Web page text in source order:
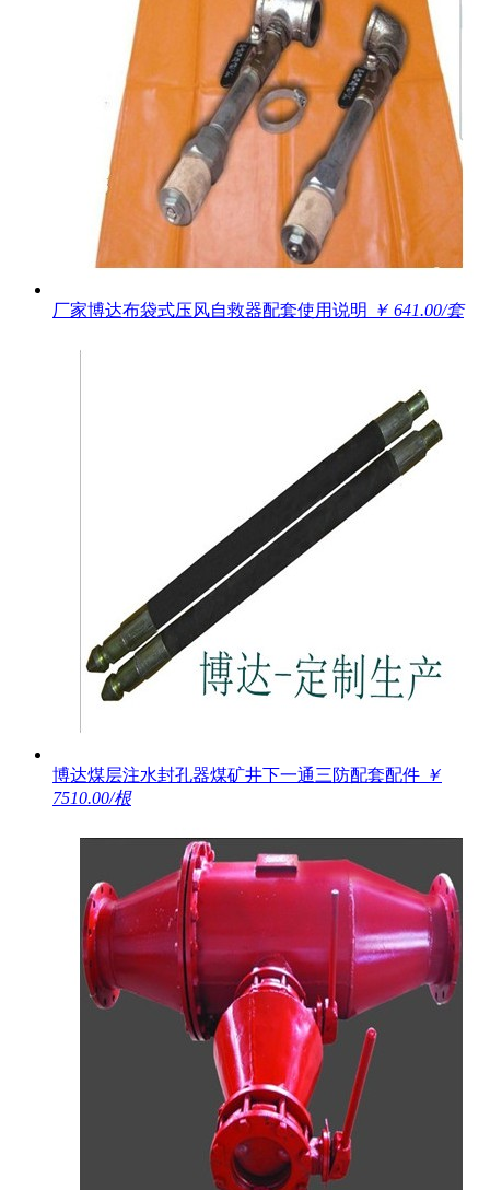
厂家博达布袋式压风自救器配套使用说明 ￥ 641.00/套
博达煤层注水封孔器煤矿井下一通三防配套配件 ￥
7510.00/根